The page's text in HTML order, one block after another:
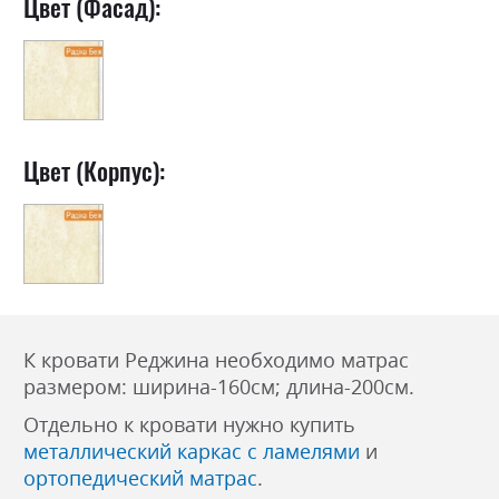
Цвет (Корпус):
К кровати Реджина необходимо матрас
размером: ширина-160см; длина-200см.
Отдельно к кровати нужно купить
металлический каркас с ламелями и
ортопедический матрас.